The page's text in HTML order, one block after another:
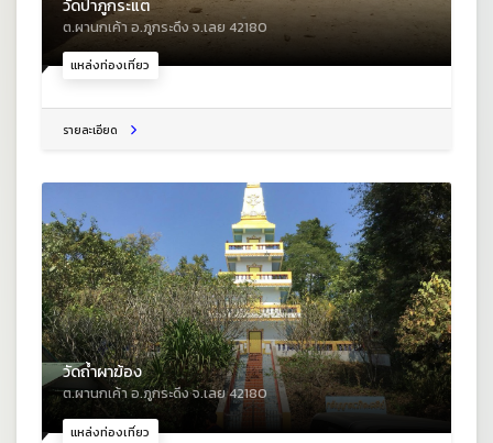
แหล่งท่องเที่ยว
วัดป่าภูกระแต
ต.ผานกเค้า อ.ภูกระดึง จ.เลย 42180
รายละเอียด
แหล่งท่องเที่ยว
วัดถ้ำผาฆ้อง
ต.ผานกเค้า อ.ภูกระดึง จ.เลย 42180